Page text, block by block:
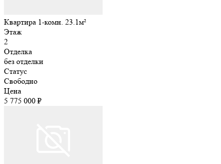
Квартира 1-комн. 23.1м²
Этаж
2
Отделка
без отделки
Статус
Свободно
Цена
5 775 000 ₽